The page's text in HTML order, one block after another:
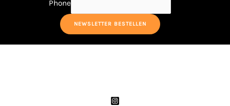
Phone
NEWSLETTER BESTELLEN